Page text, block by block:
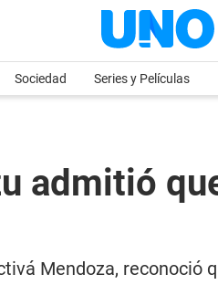
Sociedad Series y Películas
admitió
Mendoza,